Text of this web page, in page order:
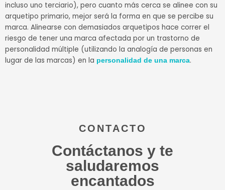
incluso uno terciario), pero cuanto más cerca se alinee con su
arquetipo primario, mejor será la forma en que se percibe su
marca. Alinearse con demasiados arquetipos hace correr el
riesgo de tener una marca afectada por un trastorno de
personalidad múltiple (utilizando la analogía de personas en
lugar de las marcas) en la personalidad de una marca.
CONTACTO
Contáctanos y te
saludaremos
encantados